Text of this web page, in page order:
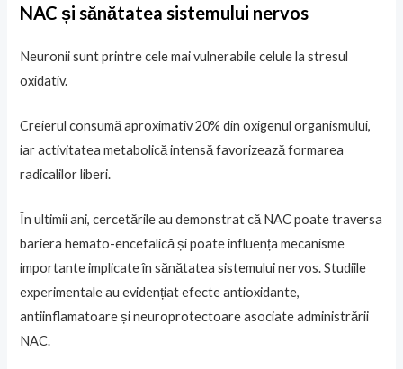
NAC și sănătatea sistemului nervos
Neuronii sunt printre cele mai vulnerabile celule la stresul
oxidativ.
Creierul consumă aproximativ 20% din oxigenul organismului,
iar activitatea metabolică intensă favorizează formarea
radicalilor liberi.
În ultimii ani, cercetările au demonstrat că NAC poate traversa
bariera hemato-encefalică și poate influența mecanisme
importante implicate în sănătatea sistemului nervos. Studiile
experimentale au evidențiat efecte antioxidante,
antiinflamatoare și neuroprotectoare asociate administrării
NAC.